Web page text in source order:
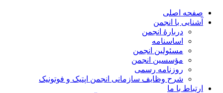
صفحه اصلی
آشنایی با انجمن
دربارۀ انجمن
اساسنامه
مسئولین انجمن
مؤسسین انجمن
روزنامه رسمی
شرح وظایف سازمانی انجمن اپتیک و فوتونیک
ارتباط با ما